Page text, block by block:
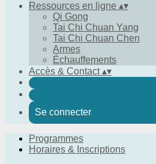
Ressources en ligne ▴▾
Qi Gong
Tai Chi Chuan Yang
Tai Chi Chuan Chen
Armes
Échauffements
Accès & Contact▴▾
Se connecter
Programmes
Horaires & Inscriptions